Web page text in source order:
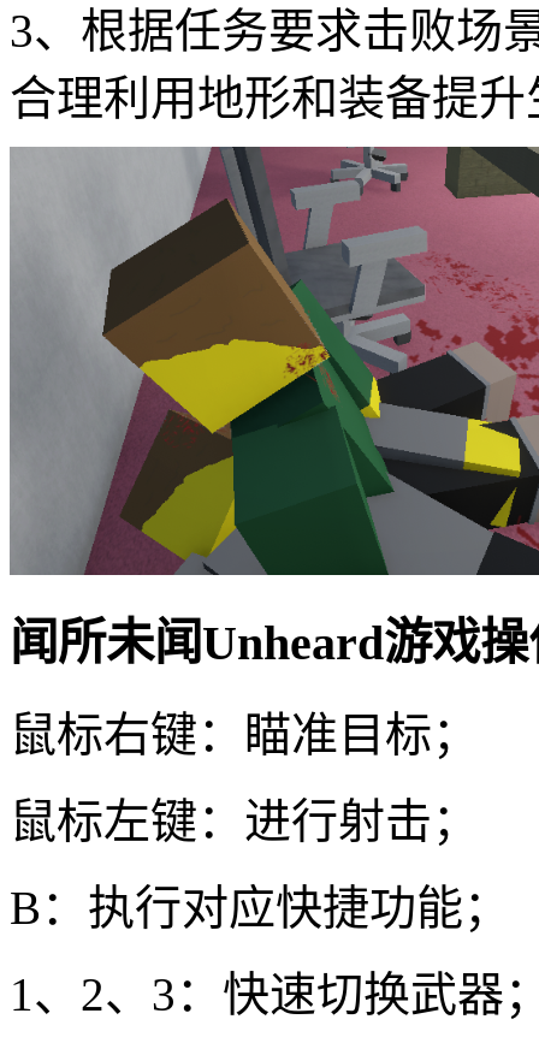
3、根据任务要求击败场
合理利用地形和装备提
闻所未闻Unheard游戏
鼠标右键：瞄准目标；
鼠标左键：进行射击；
B：执行对应快捷功能；
1、2、3：快速切换武器